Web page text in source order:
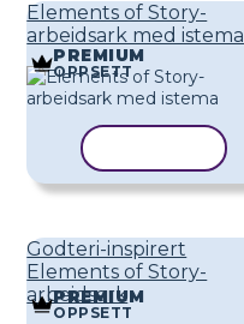
Elements of Story-
arbeidsark med istema
PREMIUM
OPPSETT
Godteri-inspirert
Elements of Story-
arbeidsark
PREMIUM
OPPSETT